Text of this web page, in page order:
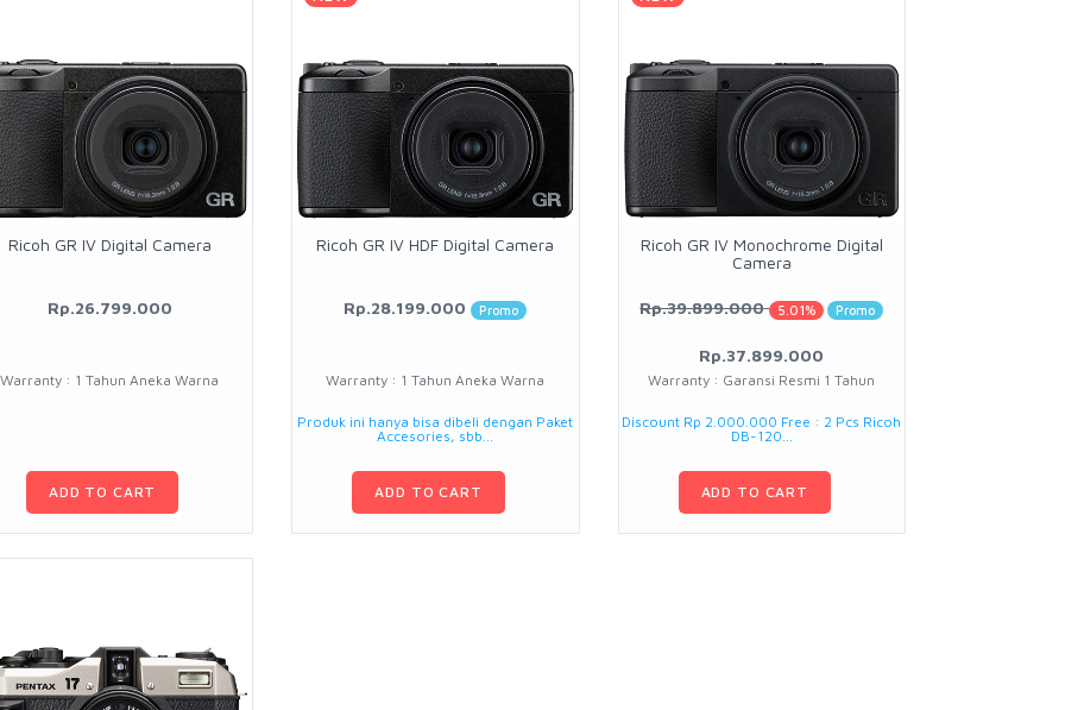
Ricoh GR IV Digital Camera
Rp.26.799.000
Warranty : 1 Tahun Aneka Warna
ADD TO CART
Ricoh GR IV HDF Digital Camera
Rp.28.199.000 Promo
Warranty : 1 Tahun Aneka Warna
Produk ini hanya bisa dibeli dengan Paket
Accesories, sbb...
ADD TO CART
Ricoh GR IV Monochrome Digital
Camera
Rp.39.899.000 5.01% Promo
Rp.37.899.000
Warranty : Garansi Resmi 1 Tahun
Discount Rp 2.000.000 Free : 2 Pcs Ricoh
DB-120...
ADD TO CART